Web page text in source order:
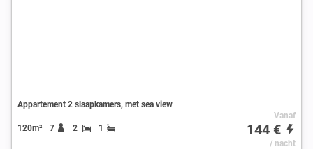
Appartement 2 slaapkamers, met sea view
120m² 7 2 1
Vanaf
144 €
/ nacht